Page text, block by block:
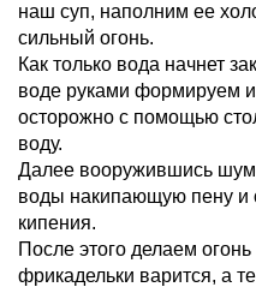
наш суп, наполним ее
сильный огонь.
Как только вода начнет
воде руками формируем
осторожно с помощью
воду.
Далее вооружившись
воды накипающую пену и
кипения.
После этого делаем
фрикадельки варится, а